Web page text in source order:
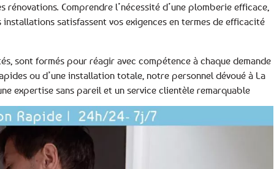
Comprendre l’nécessité d’une plomberie efficace,
satisfassent vos exigences en termes de efficacité
sont formés pour réagir avec compétence à chaque demande
ou d’une installation totale, notre personnel dévoué à La
expertise sans pareil et un service clientèle remarquable